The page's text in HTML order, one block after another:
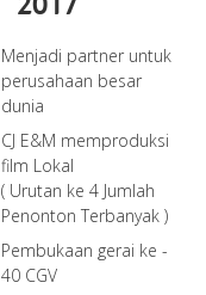
Menjadi partner untuk
perusahaan besar
dunia
CJ E&M memproduksi
film Lokal
( Urutan ke 4 Jumlah
Penonton Terbanyak )
Pembukaan gerai ke -
40 CGV